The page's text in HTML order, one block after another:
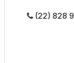
(22) 828